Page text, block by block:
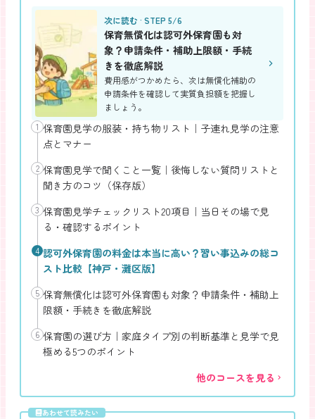
次に読む · STEP 5/6
保育無償化は認可外保育園も対
象？申請条件・補助上限額・手続
きを徹底解説
費用感がつかめたら、次は無償化補助の
申請条件を確認して実質負担額を把握し
ましょう。
1 保育園見学の服装・持ち物リスト｜子連れ見学の注意
点とマナー
2 保育園見学で聞くこと一覧｜後悔しない質問リストと
聞き方のコツ（保存版）
3 保育園見学チェックリスト20項目｜当日その場で見
る・確認するポイント
4 認可外保育園の料金は本当に高い？習い事込みの総コ
スト比較【神戸・灘区版】
5 保育無償化は認可外保育園も対象？申請条件・補助上
限額・手続きを徹底解説
6 保育園の選び方｜家庭タイプ別の判断基準と見学で見
極める5つのポイント
他のコースを見る
あわせて読みたい